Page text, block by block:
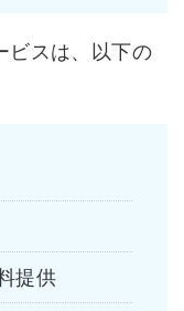
ビスは、以下の
提供